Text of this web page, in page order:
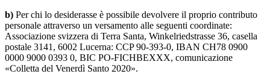
b) Per chi lo desiderasse è possibile devolvere il proprio contributo
personale attraverso un versamento alle seguenti coordinate:
Associazione svizzera di Terra Santa, Winkelriedstrasse 36, casella
postale 3141, 6002 Lucerna: CCP 90-393-0, IBAN CH78 0900
0000 9000 0393 0, BIC PO-FICHBEXXX, comunicazione
«Colletta del Venerdì Santo 2020».